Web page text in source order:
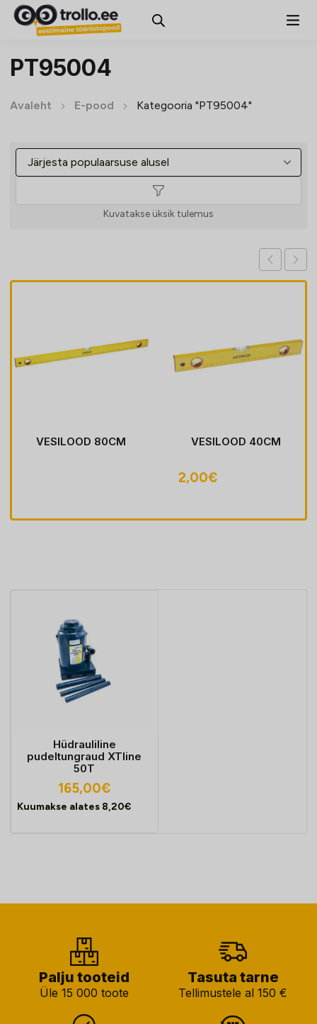
PT95004
Avaleht E-pood Kategooria "PT95004"
Kuvatakse üksik tulemus
VESILOOD 80CM VESILOOD 40CM
2,00€
Hüdrauliline
pudeltungraud XTline
50T
165,00€
Kuumakse alates 8,20€
Palju tooteid
Üle 15 000 toote
Tasuta tarne
Tellimustele al 150 €